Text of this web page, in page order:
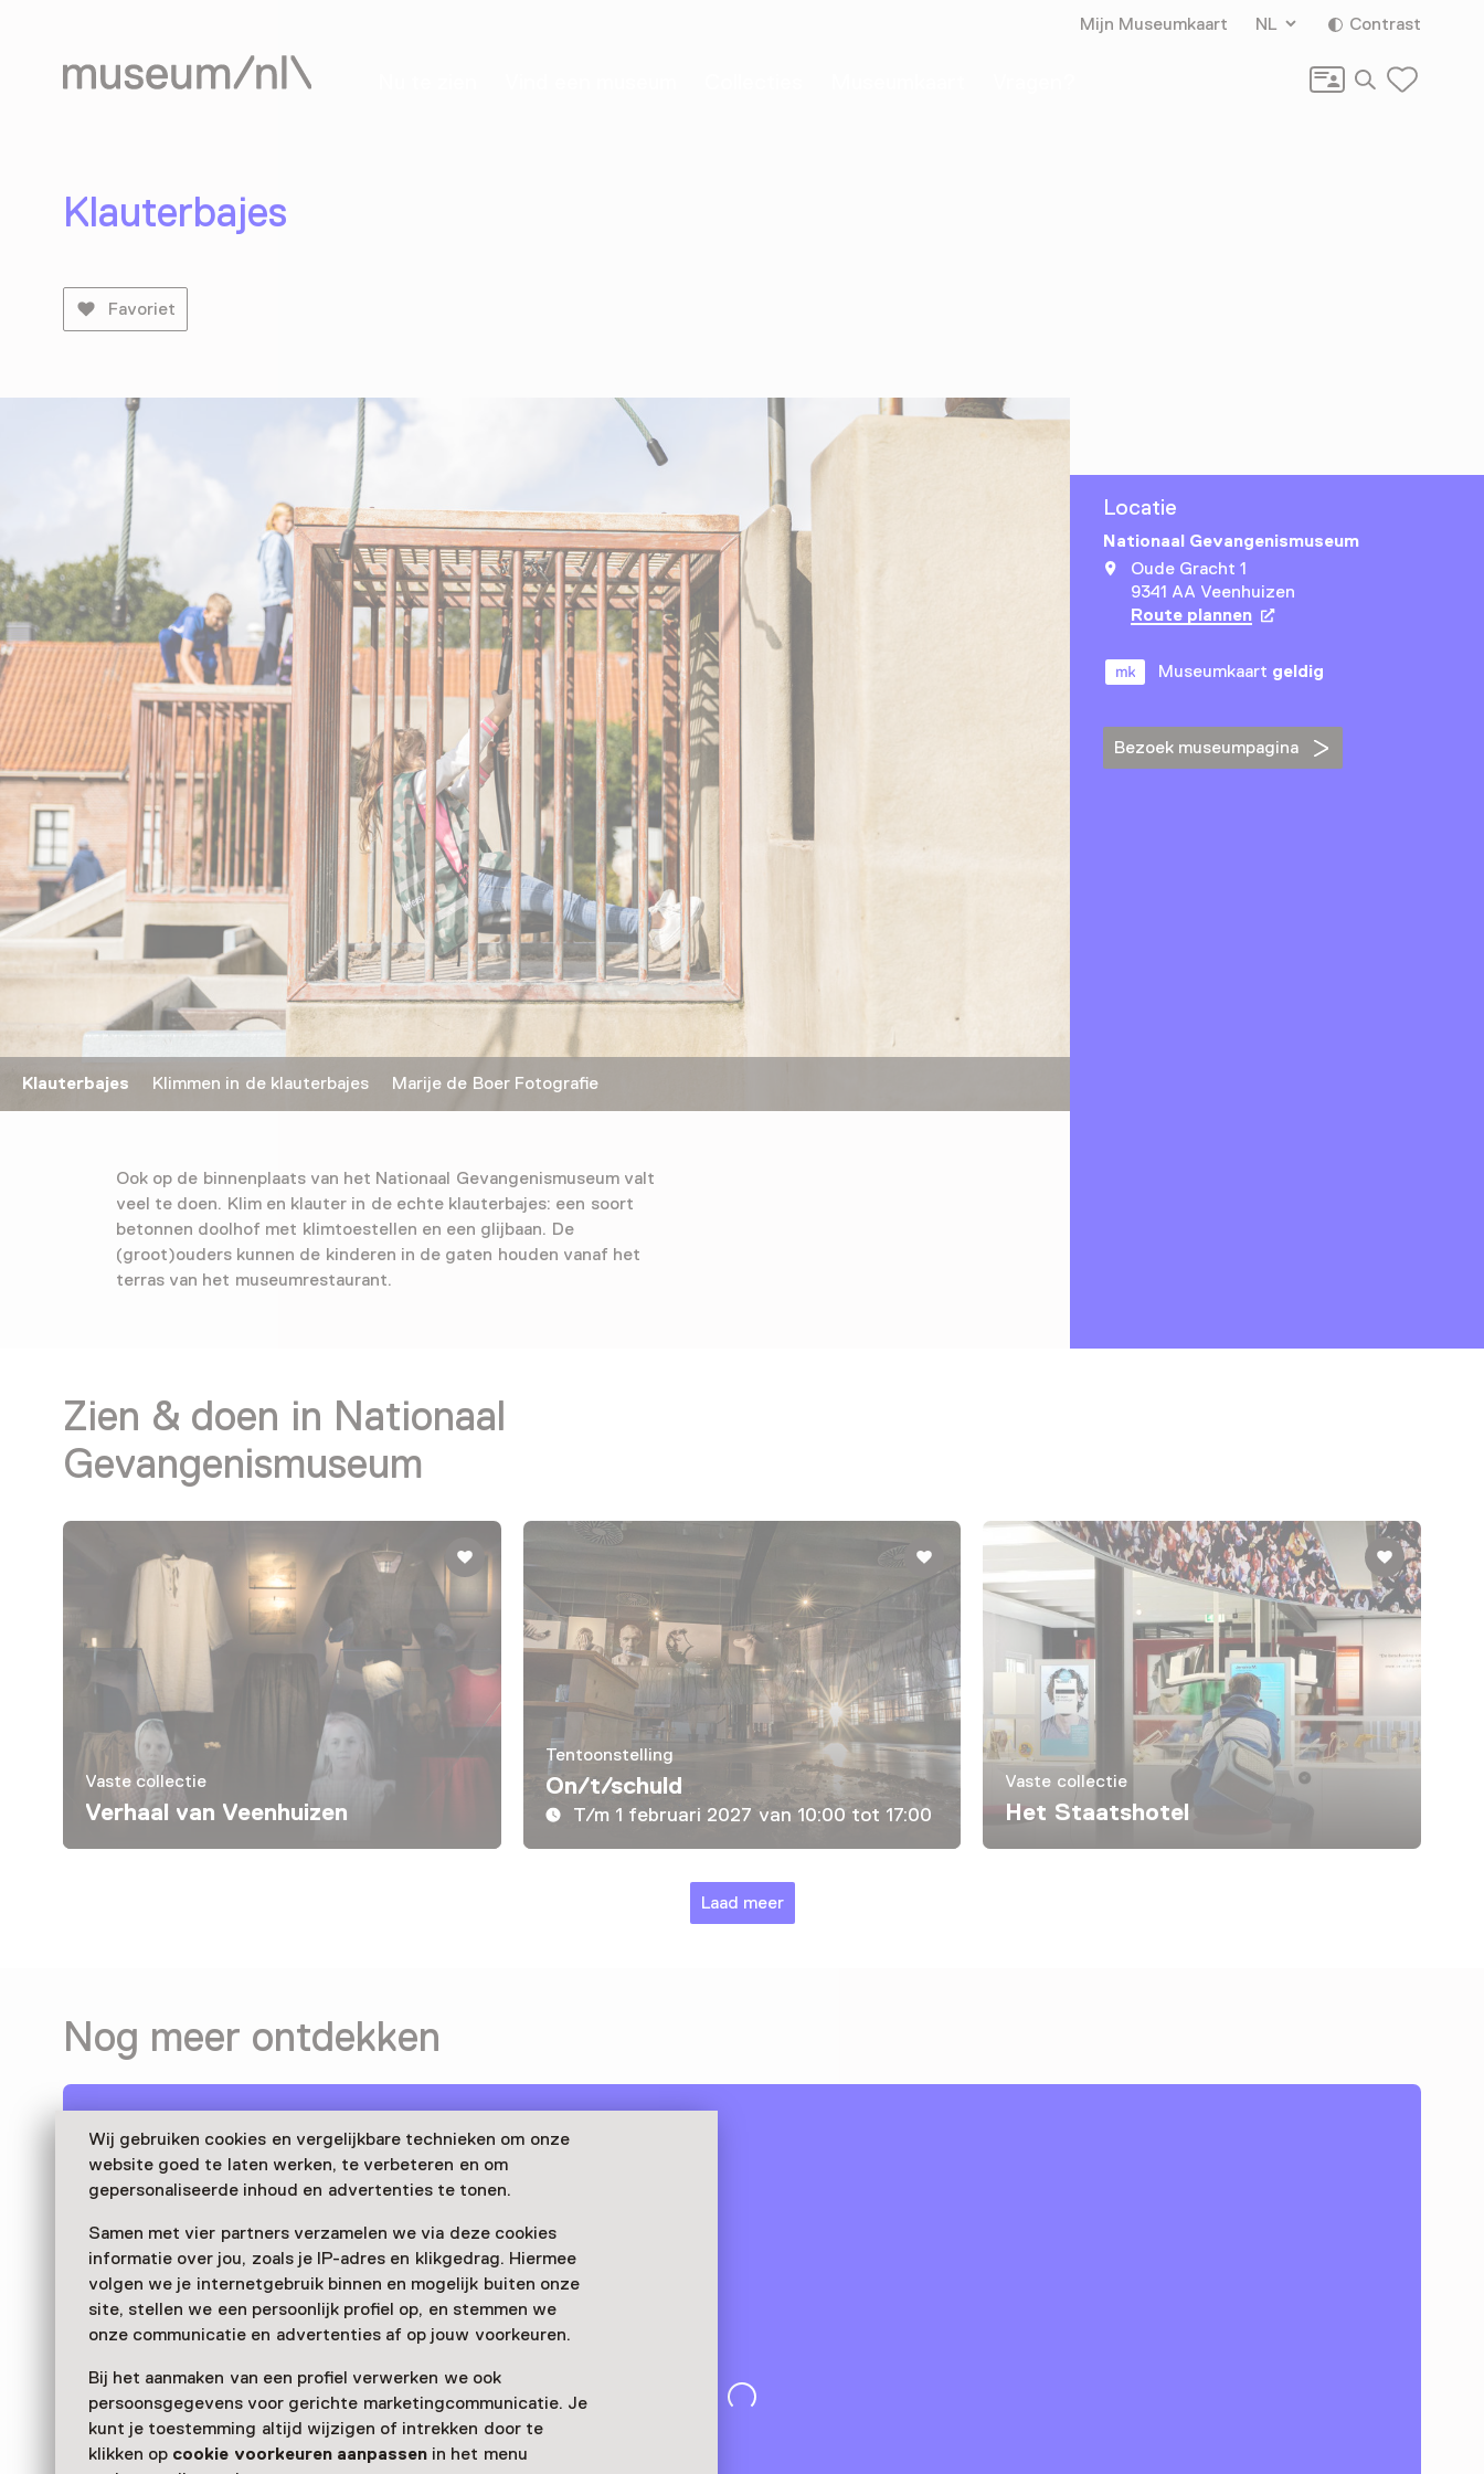
Wij gebruiken cookies en vergelijkbare technieken om onze
website goed te laten werken, te verbeteren en om
gepersonaliseerde inhoud en advertenties te tonen.
Samen met vier partners verzamelen we via deze cookies
informatie over jou, zoals je IP-adres en klikgedrag. Hiermee
volgen we je internetgebruik binnen en mogelijk buiten onze
site, stellen we een persoonlijk profiel op, en stemmen we
onze communicatie en advertenties af op jouw voorkeuren.
Bij het aanmaken van een profiel verwerken we ook
persoonsgegevens voor gerichte marketingcommunicatie. Je
kunt je toestemming altijd wijzigen of intrekken door te
klikken op cookie voorkeuren aanpassenin het menu
Mijn Museumkaart NL Contrast
Zoeken
Klauterbajes
Favoriet
Klauterbajes Klimmen in de klauterbajes Marije de Boer Fotografie
Ook op de binnenplaats van het Nationaal Gevangenismuseum valt
veel te doen. Klim en klauter in de echte klauterbajes: een soort
betonnen doolhof met klimtoestellen en een glijbaan. De
(groot)ouders kunnen de kinderen in de gaten houden vanaf het
terras van het museumrestaurant.
Locatie
Nationaal Gevangenismuseum
Oude Gracht 1
9341 AA Veenhuizen
Route plannen Opent in een nieuw tabblad
Museumkaart geldig
Bezoek museumpagina
Zien & doen in Nationaal
Gevangenismuseum
Vaste collectie
Verhaal van Veenhuizen
Tentoonstelling
On/t/schuld
T/m 1 februari 2027 van 10:00 tot 17:00
Vaste collectie
Het Staatshotel
Laad meer
Nog meer ontdekken